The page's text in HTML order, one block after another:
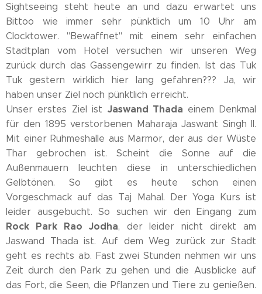
Sightseeing steht heute an und dazu erwartet uns
Bittoo wie immer sehr pünktlich um 10 Uhr am
Clocktower. "Bewaffnet" mit einem sehr einfachen
Stadtplan vom Hotel versuchen wir unseren Weg
zurück durch das Gassengewirr zu finden. Ist das Tuk
Tuk gestern wirklich hier lang gefahren??? Ja, wir
haben unser Ziel noch pünktlich erreicht.
Unser erstes Ziel ist Jaswand Thada einem Denkmal
für den 1895 verstorbenen Maharaja Jaswant Singh II.
Mit einer Ruhmeshalle aus Marmor, der aus der Wüste
Thar gebrochen ist. Scheint die Sonne auf die
Außenmauern leuchten diese in unterschiedlichen
Gelbtönen. So gibt es heute schon einen
Vorgeschmack auf das Taj Mahal. Der Yoga Kurs ist
leider ausgebucht. So suchen wir den Eingang zum
Rock Park Rao Jodha, der leider nicht direkt am
Jaswand Thada ist. Auf dem Weg zurück zur Stadt
geht es rechts ab. Fast zwei Stunden nehmen wir uns
Zeit durch den Park zu gehen und die Ausblicke auf
das Fort, die Seen, die Pflanzen und Tiere zu genießen.